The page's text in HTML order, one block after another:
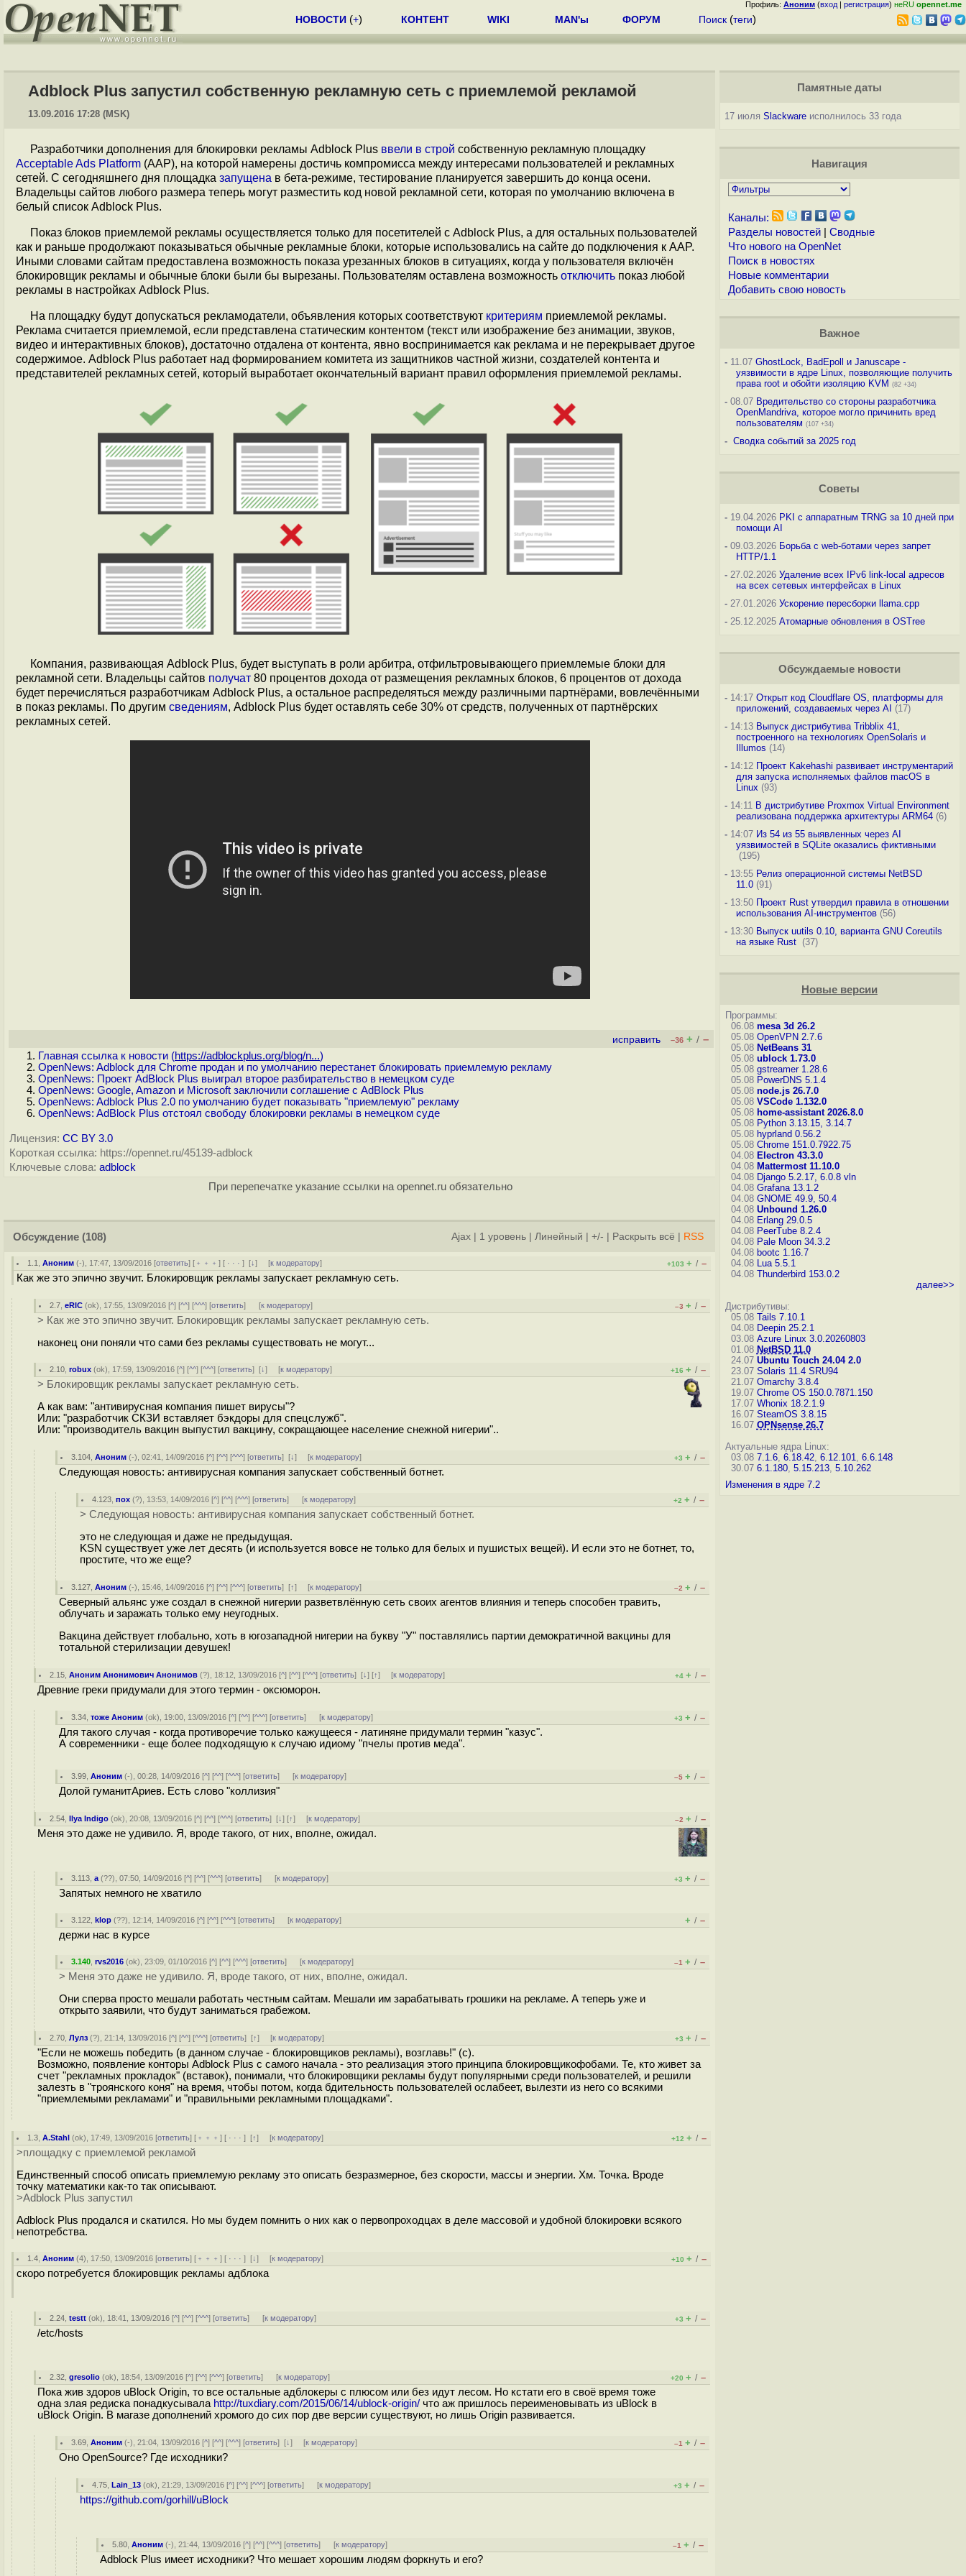
Профиль: Аноним (вход | регистрация) неRU opennet.me
НОВОСТИ (+) КОНТЕНТ WIKI MAN'ы ФОРУМ Поиск (теги)
Adblock Plus запустил собственную рекламную сеть с приемлемой рекламой
13.09.2016 17:28 (MSK)
Разработчики дополнения для блокировки рекламы Adblock Plus ввели в строй собственную рекламную площадку
Acceptable Ads Platform (AAP), на которой намерены достичь компромисса между интересами пользователей и рекламных
сетей. С сегодняшнего дня площадка запущена в бета-режиме, тестирование планируется завершить до конца осени.
Владельцы сайтов любого размера теперь могут разместить код новой рекламной сети, которая по умолчанию включена в
белый список Adblock Plus.
Показ блоков приемлемой рекламы осуществляется только для посетителей с Adblock Plus, а для остальных пользователей
как и раньше продолжают показываться обычные рекламные блоки, которые использовались на сайте до подключения к AAP.
Иными словами сайтам предоставлена возможность показа урезанных блоков в ситуациях, когда у пользователя включён
блокировщик рекламы и обычные блоки были бы вырезаны. Пользователям оставлена возможность отключить показ любой
рекламы в настройках Adblock Plus.
На площадку будут допускаться рекламодатели, объявления которых соответствуют критериям приемлемой рекламы.
Реклама считается приемлемой, если представлена статическим контентом (текст или изображение без анимации, звуков,
видео и интерактивных блоков), достаточно отдалена от контента, явно воспринимается как реклама и не перекрывает другое
содержимое. Adblock Plus работает над формированием комитета из защитников частной жизни, создателей контента и
представителей рекламных сетей, который выработает окончательный вариант правил оформления приемлемой рекламы.
Компания, развивающая Adblock Plus, будет выступать в роли арбитра, отфильтровывающего приемлемые блоки для
рекламной сети. Владельцы сайтов получат 80 процентов дохода от размещения рекламных блоков, 6 процентов от дохода
будет перечисляться разработчикам Adblock Plus, а остальное распределяться между различными партнёрами, вовлечёнными
в показ рекламы. По другим сведениям, Adblock Plus будет оставлять себе 30% от средств, полученных от партнёрских
рекламных сетей.
исправить –36 + / –
Главная ссылка к новости (https://adblockplus.org/blog/n...)
OpenNews: Adblock для Chrome продан и по умолчанию перестанет блокировать приемлемую рекламу
OpenNews: Проект AdBlock Plus выиграл второе разбирательство в немецком суде
OpenNews: Google, Amazon и Microsoft заключили соглашение с AdBlock Plus
OpenNews: Adblock Plus 2.0 по умолчанию будет показывать "приемлемую" рекламу
OpenNews: AdBlock Plus отстоял свободу блокировки рекламы в немецком суде
Лицензия: CC BY 3.0
Короткая ссылка: https://opennet.ru/45139-adblock
Ключевые слова: adblock
При перепечатке указание ссылки на opennet.ru обязательно
Обсуждение (108) Ajax 1 уровень Линейный +/- Раскрыть всё RSS
1.1 ,Аноним (-), 17:47, 13/09/2016 [ответить] [ ﹢﹢﹢] [ · · ·][↓] [к модератору] +103 + / –
Как же это эпично звучит. Блокировщик рекламы запускает рекламную сеть.
2.7 ,eRIC (ok), 17:55, 13/09/2016 [^] [^^] [^^^] [ответить] [к модератору] –3 + / –
> Как же это эпично звучит. Блокировщик рекламы запускает рекламную сеть.
наконец они поняли что сами без рекламы существовать не могут...
2.10 ,robux (ok), 17:59, 13/09/2016 [^] [^^] [^^^] [ответить][↓] [к модератору] +16 + / –
> Блокировщик рекламы запускает рекламную сеть.
А как вам: "антивирусная компания пишет вирусы"?
Или: "разработчик СКЗИ вставляет бэкдоры для спецслужб".
Или: "производитель вакцин выпустил вакцину, сокращающее население снежной нигерии"..
3.104 ,Аноним (-), 02:41, 14/09/2016 [^] [^^] [^^^] [ответить][↓] [к модератору] +3 + / –
Следующая новость: антивирусная компания запускает собственный ботнет.
4.123 ,пох (?), 13:53, 14/09/2016 [^] [^^] [^^^] [ответить] [к модератору] +2 + / –
> Следующая новость: антивирусная компания запускает собственный ботнет.
это не следующая и даже не предыдущая.
KSN существует уже лет десять (и используется вовсе не только для белых и пушистых вещей). И если это не ботнет, то,
простите, что же еще?
3.127 ,Аноним (-), 15:46, 14/09/2016 [^] [^^] [^^^] [ответить][↑] [к модератору] –2 + / –
Северный альянс уже создал в снежной нигерии разветвлённую сеть своих агентов влияния и теперь способен травить,
облучать и заражать только ему неугодных.
Вакцина действует глобально, хоть в югозападной нигерии на букву "У" поставлялись партии демократичной вакцины для
тотальной стерилизации девушек!
2.15 ,Аноним Анонимович Анонимов (?), 18:12, 13/09/2016 [^] [^^] [^^^] [ответить][↓] [↑] [к модератору] +4 + / –
Древние греки придумали для этого термин - оксюморон.
3.34 ,тоже Аноним (ok), 19:00, 13/09/2016 [^] [^^] [^^^] [ответить] [к модератору] +3 + / –
Для такого случая - когда противоречие только кажущееся - латиняне придумали термин "казус".
А современники - еще более подходящую к случаю идиому "пчелы против меда".
3.99 ,Аноним (-), 00:28, 14/09/2016 [^] [^^] [^^^] [ответить] [к модератору] –5 + / –
Долой гуманитАриев. Есть слово "коллизия"
2.54 ,Ilya Indigo (ok), 20:08, 13/09/2016 [^] [^^] [^^^] [ответить][↓] [↑] [к модератору] –2 + / –
Меня это даже не удивило. Я, вроде такого, от них, вполне, ожидал.
3.113 ,a (??), 07:50, 14/09/2016 [^] [^^] [^^^] [ответить] [к модератору] +3 + / –
Запятых немного не хватило
3.122 ,klop (??), 12:14, 14/09/2016 [^] [^^] [^^^] [ответить] [к модератору] + / –
держи нас в курсе
3.140 ,rvs2016 (ok), 23:09, 01/10/2016 [^] [^^] [^^^] [ответить] [к модератору] –1 + / –
> Меня это даже не удивило. Я, вроде такого, от них, вполне, ожидал.
Они сперва просто мешали работать честным сайтам. Мешали им зарабатывать грошики на рекламе. А теперь уже и
открыто заявили, что будут заниматься грабежом.
2.70 ,Лулз (?), 21:14, 13/09/2016 [^] [^^] [^^^] [ответить][↑] [к модератору] +3 + / –
"Если не можешь победить (в данном случае - блокировщиков рекламы), возглавь!" (с).
Возможно, появление конторы Adblock Plus с самого начала - это реализация этого принципа блокировщикофобами. Те, кто живет за
счет "рекламных прокладок" (вставок), понимали, что блокировщики рекламы будут популярными среди пользователей, и решили
залезть в "троянского коня" на время, чтобы потом, когда бдительность пользователей ослабеет, вылезти из него со всякими
"приемлемыми рекламами" и "правильными рекламными площадками".
1.3 ,A.Stahl (ok), 17:49, 13/09/2016 [ответить] [ ﹢﹢﹢] [ · · ·][↑] [к модератору] +12 + / –
>площадку с приемлемой рекламой
Единственный способ описать приемлемую рекламу это описать безразмерное, без скорости, массы и энергии. Хм. Точка. Вроде
точку математики как-то так описывают.
>Adblock Plus запустил
Adblock Plus продался и скатился. Но мы будем помнить о них как о первопроходцах в деле массовой и удобной блокировки всякого
непотребства.
1.4 ,Аноним (4), 17:50, 13/09/2016 [ответить] [ ﹢﹢﹢] [ · · ·][↓] [к модератору] +10 + / –
скоро потребуется блокировщик рекламы адблока
2.24 ,testt (ok), 18:41, 13/09/2016 [^] [^^] [^^^] [ответить] [к модератору] +3 + / –
/etc/hosts
2.32 ,gresolio (ok), 18:54, 13/09/2016 [^] [^^] [^^^] [ответить] [к модератору] +20 + / –
Пока жив здоров uBlock Origin, то все остальные адблокеры с плюсом или без идут лесом. Но кстати его в своё время тоже
одна злая редиска понадкусывала http://tuxdiary.com/2015/06/14/ublock-origin/ что аж пришлось переименовывать из uBlock в
uBlock Origin. В магазе дополнений хромого до сих пор две версии существуют, но лишь Origin развивается.
3.69 ,Аноним (-), 21:04, 13/09/2016 [^] [^^] [^^^] [ответить][↓] [к модератору] –1 + / –
Оно OpenSource? Где исходники?
4.75 ,Lain_13 (ok), 21:29, 13/09/2016 [^] [^^] [^^^] [ответить] [к модератору] +3 + / –
https://github.com/gorhill/uBlock
5.80 ,Аноним (-), 21:44, 13/09/2016 [^] [^^] [^^^] [ответить] [к модератору] –1 + / –
Adblock Plus имеет исходники? Что мешает хорошим людям форкнуть и его?
Памятные даты
17 июля Slackwareисполнилось 33 года
Навигация
Каналы:
Разделы новостей| Сводные
Что нового на OpenNet
Поиск в новостях
Новые комментарии
Добавить свою новость
Важное
-11.07 GhostLock, BadEpoll и Januscape -
уязвимости в ядре Linux, позволяющие получить
права root и обойти изоляцию KVM (82 +34)
-08.07 Вредительство со стороны разработчика
OpenMandriva, которое могло причинить вред
пользователям (107 +34)
- Сводка событий за 2025 год
Советы
-19.04.2026 PKI с аппаратным TRNG за 10 дней при
помощи AI
-09.03.2026 Борьба с web-ботами через запрет
HTTP/1.1
-27.02.2026 Удаление всех IPv6 link-local адресов
на всех сетевых интерфейсах в Linux
-27.01.2026 Ускорение пересборки llama.cpp
-25.12.2025 Атомарные обновления в OSTree
Обсуждаемые новости
-14:17 Открыт код Cloudflare OS, платформы для
приложений, создаваемых через AI (17)
-14:13 Выпуск дистрибутива Tribblix 41,
построенного на технологиях OpenSolaris и
Illumos (14)
-14:12 Проект Kakehashi развивает инструментарий
для запуска исполняемых файлов macOS в
Linux (93)
-14:11 В дистрибутиве Proxmox Virtual Environment
реализована поддержка архитектуры ARM64(6)
-14:07 Из 54 из 55 выявленных через AI
уязвимостей в SQLite оказались фиктивными
(195)
-13:55 Релиз операционной системы NetBSD
11.0(91)
-13:50 Проект Rust утвердил правила в отношении
использования AI-инструментов(56)
-13:30 Выпуск uutils 0.10, варианта GNU Coreutils
на языке Rust (37)
Новые версии
Программы:
06.08 mesa 3d 26.2
05.08 OpenVPN 2.7.6
05.08 NetBeans 31
05.08 ublock 1.73.0
05.08 gstreamer 1.28.6
05.08 PowerDNS 5.1.4
05.08 node.js 26.7.0
05.08 VSCode 1.132.0
05.08 home-assistant 2026.8.0
05.08 Python 3.13.15, 3.14.7
05.08 hyprland 0.56.2
05.08 Chrome 151.0.7922.75
04.08 Electron 43.3.0
04.08 Mattermost 11.10.0
04.08 Django 5.2.17, 6.0.8 vln
04.08 Grafana 13.1.2
04.08 GNOME 49.9, 50.4
04.08 Unbound 1.26.0
04.08 Erlang 29.0.5
04.08 PeerTube 8.2.4
04.08 Pale Moon 34.3.2
04.08 bootc 1.16.7
04.08 Lua 5.5.1
04.08 Thunderbird 153.0.2
далее>>
Дистрибутивы:
05.08 Tails 7.10.1
04.08 Deepin 25.2.1
03.08 Azure Linux 3.0.20260803
01.08 NetBSD 11.0
24.07 Ubuntu Touch 24.04 2.0
23.07 Solaris 11.4 SRU94
21.07 Omarchy 3.8.4
19.07 Chrome OS 150.0.7871.150
17.07 Whonix 18.2.1.9
16.07 SteamOS 3.8.15
16.07 OPNsense 26.7
Актуальные ядра Linux:
03.08 7.1.6, 6.18.42, 6.12.101, 6.6.148
30.07 6.1.180, 5.15.213, 5.10.262
Изменения в ядре 7.2